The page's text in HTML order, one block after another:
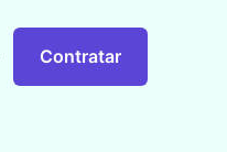
Contratar